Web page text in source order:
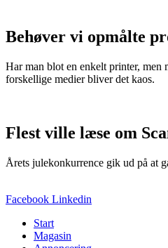
Behøver vi opmålte
Har man blot en enkelt printer, men
forskellige medier bliver det kaos.
Flest ville læse om
Årets julekonkurrence gik ud på at
Facebook Linkedin
Start
Magasin